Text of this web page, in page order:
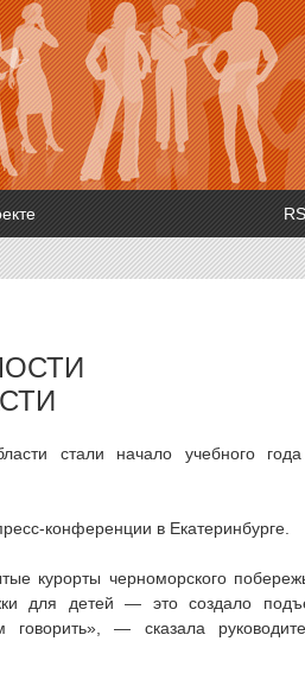
стали начало учебного
конференции в Екатеринбурге.
курорты черноморского
для детей — это создало
— сказала